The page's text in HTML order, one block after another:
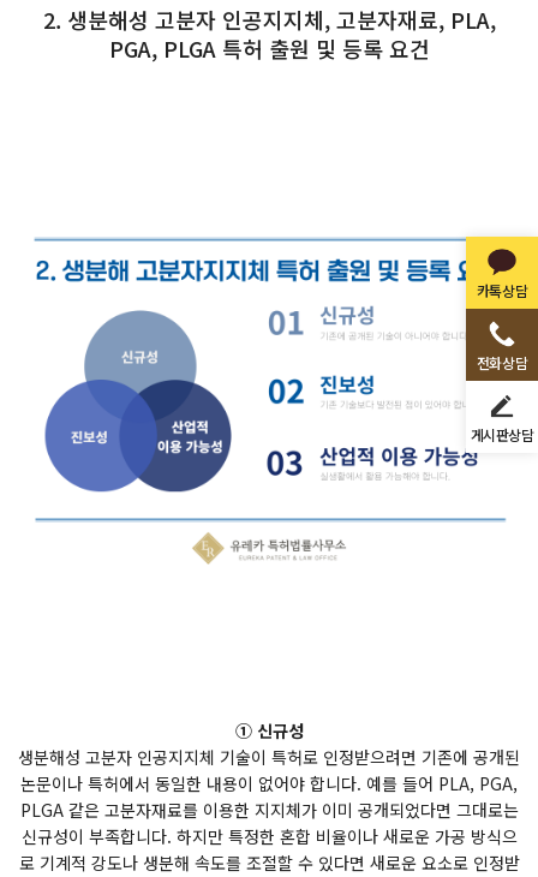
카톡상담
전화상담
게시판상담
2. 생분해성 고분자 인공지지체, 고분자재료, PLA,
PGA, PLGA 특허 출원 및 등록 요건
① 신규성
생분해성 고분자 인공지지체 기술이 특허로 인정받으려면 기존에 공개된
논문이나 특허에서 동일한 내용이 없어야 합니다. 예를 들어 PLA, PGA,
PLGA 같은 고분자재료를 이용한 지지체가 이미 공개되었다면 그대로는
신규성이 부족합니다. 하지만 특정한 혼합 비율이나 새로운 가공 방식으
로 기계적 강도나 생분해 속도를 조절할 수 있다면 새로운 요소로 인정받